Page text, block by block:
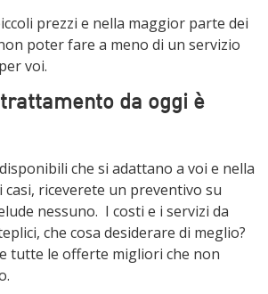
prezzi e nella maggior parte dei
poter fare a meno di un servizio
voi.
da oggi è
che si adattano a voi e nella
riceverete un preventivo su
nessuno. I costi e i servizi da
che cosa desiderare di meglio?
tutte le offerte migliori che non